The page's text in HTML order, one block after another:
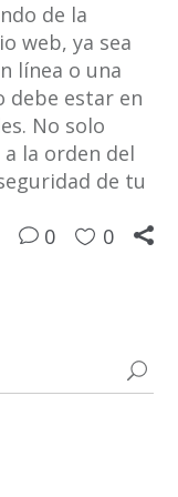
de la
web, ya sea
línea o una
estar en
No solo
la orden del
de tu
0 0